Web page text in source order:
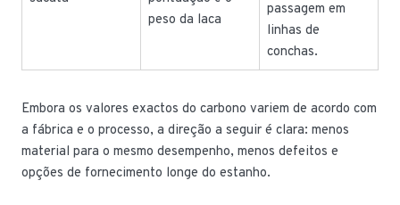
peso da laca
passagem em
linhas de
conchas.
Embora os valores exactos do carbono variem de acordo com
a fábrica e o processo, a direção a seguir é clara: menos
material para o mesmo desempenho, menos defeitos e
opções de fornecimento longe do estanho.